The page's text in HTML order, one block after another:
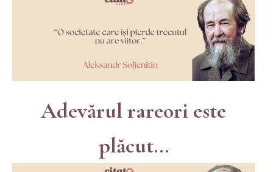
Adevărul rareori este
plăcut...